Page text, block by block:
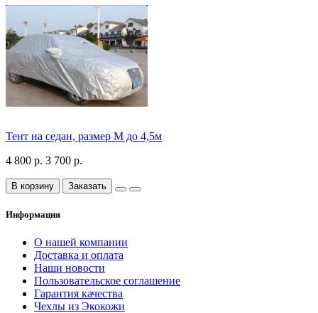
Тент на седан, размер М до 4,5м
4 800 р. 3 700 р.
В корзину Заказать
Информация
О нашей компании
Доставка и оплата
Наши новости
Пользовательское соглашение
Гарантия качества
Чехлы из Экокожи